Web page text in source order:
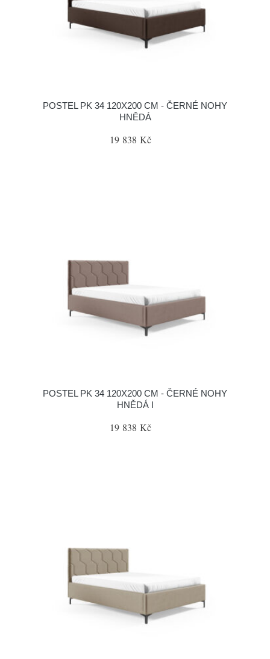
POSTEL PK 34 120X200 CM - ČERNÉ NOHY
HNĚDÁ
19 838 Kč
POSTEL PK 34 120X200 CM - ČERNÉ NOHY
HNĚDÁ I
19 838 Kč